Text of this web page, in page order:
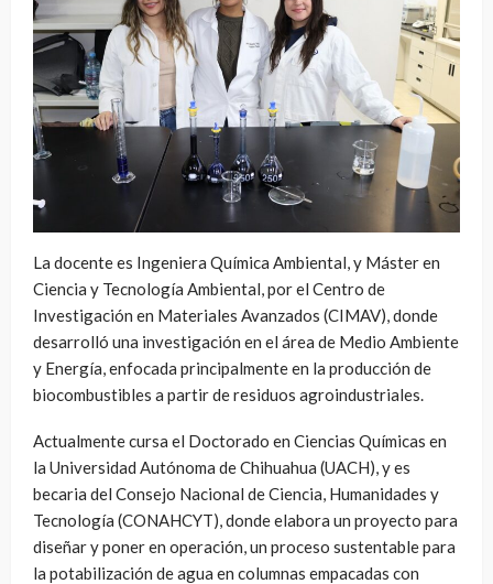
La docente es Ingeniera Química Ambiental, y Máster en
Ciencia y Tecnología Ambiental, por el Centro de
Investigación en Materiales Avanzados (CIMAV), donde
desarrolló una investigación en el área de Medio Ambiente
y Energía, enfocada principalmente en la producción de
biocombustibles a partir de residuos agroindustriales.
Actualmente cursa el Doctorado en Ciencias Químicas en
la Universidad Autónoma de Chihuahua (UACH), y es
becaria del Consejo Nacional de Ciencia, Humanidades y
Tecnología (CONAHCYT), donde elabora un proyecto para
diseñar y poner en operación, un proceso sustentable para
la potabilización de agua en columnas empacadas con